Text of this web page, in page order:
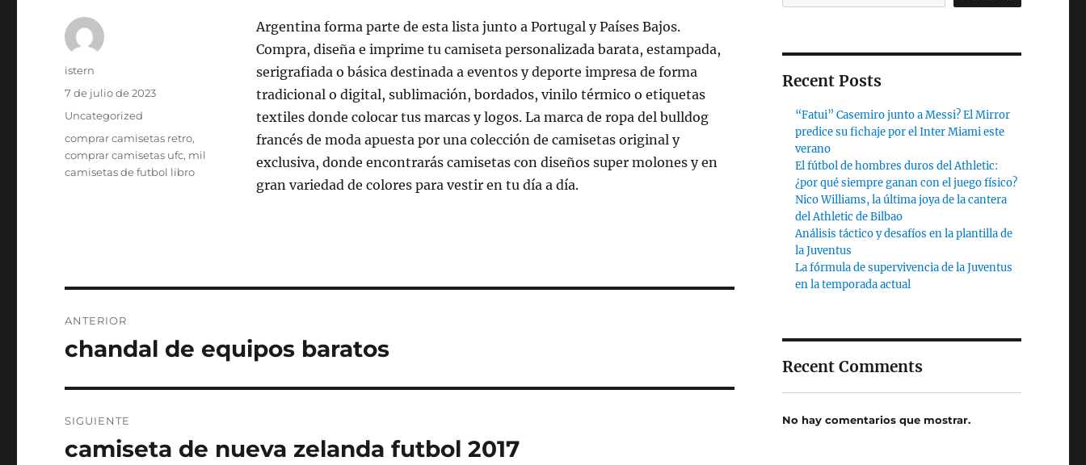
Argentina forma parte de esta lista junto a Portugal y Países Bajos.
Compra, diseña e imprime tu camiseta personalizada barata, estampada,
serigrafiada o básica destinada a eventos y deporte impresa de forma
tradicional o digital, sublimación, bordados, vinilo térmico o etiquetas
textiles donde colocar tus marcas y logos. La marca de ropa del bulldog
francés de moda apuesta por una colección de camisetas original y
exclusiva, donde encontrarás camisetas con diseños super molones y en
gran variedad de colores para vestir en tu día a día.
Autor
istern
Publicado
7 de julio de 2023
Categorías
Uncategorized
Etiquetas
comprar camisetas retro,
comprar camisetas ufc, mil
camisetas de futbol libro
de
ANTERIOR
Entrada
chandal de equipos baratos
SIGUIENTE
Entrada
camiseta de nueva zelanda futbol 2017
Recent Posts
“Fatui” Casemiro junto a Messi? El Mirror
predice su fichaje por el Inter Miami este
verano
El fútbol de hombres duros del Athletic:
¿por qué siempre ganan con el juego físico?
Nico Williams, la última joya de la cantera
del Athletic de Bilbao
Análisis táctico y desafíos en la plantilla de
la Juventus
La fórmula de supervivencia de la Juventus
en la temporada actual
Recent Comments
No hay comentarios que mostrar.